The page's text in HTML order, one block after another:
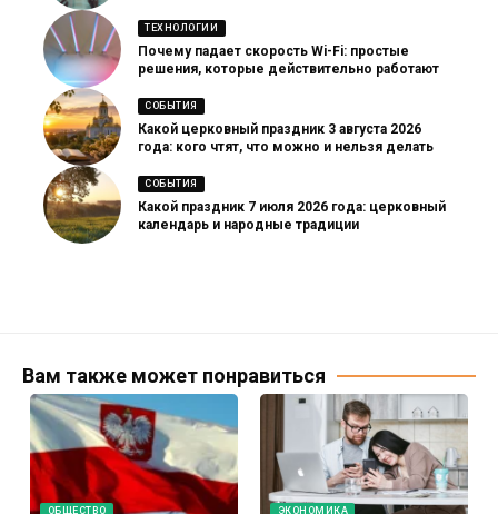
ТЕХНОЛОГИИ
Почему падает скорость Wi-Fi: простые
решения, которые действительно работают
СОБЫТИЯ
Какой церковный праздник 3 августа 2026
года: кого чтят, что можно и нельзя делать
СОБЫТИЯ
Какой праздник 7 июля 2026 года: церковный
календарь и народные традиции
Вам также может понравиться
ОБЩЕСТВО ЭКОНОМИКА